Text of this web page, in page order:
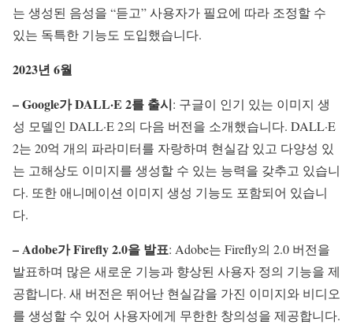
는 생성된 음성을 “듣고” 사용자가 필요에 따라 조정할 수
있는 독특한 기능도 도입했습니다.
2023년 6월
– Google가 DALL·E 2를 출시: 구글이 인기 있는 이미지 생
성 모델인 DALL·E 2의 다음 버전을 소개했습니다. DALL·E
2는 20억 개의 파라미터를 자랑하며 현실감 있고 다양성 있
는 고해상도 이미지를 생성할 수 있는 능력을 갖추고 있습니
다. 또한 애니메이션 이미지 생성 기능도 포함되어 있습니
다.
– Adobe가 Firefly 2.0을 발표: Adobe는 Firefly의 2.0 버전을
발표하며 많은 새로운 기능과 향상된 사용자 정의 기능을 제
공합니다. 새 버전은 뛰어난 현실감을 가진 이미지와 비디오
를 생성할 수 있어 사용자에게 무한한 창의성을 제공합니다.